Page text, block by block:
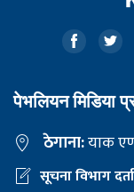
पेभलियन मिडिया
ठेगाना:याक
सूचना विभाग